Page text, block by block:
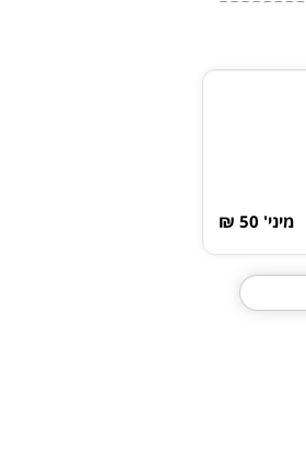
מיני' 50 ₪